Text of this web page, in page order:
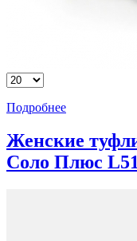
Подробнее
Женские
Соло Плюс